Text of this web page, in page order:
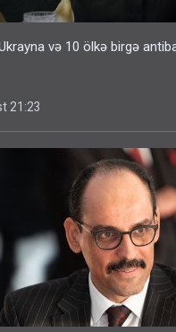
və 10 ölkə birgə
21:23